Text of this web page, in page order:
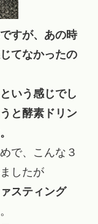
すが、あの時
てなかったの
いう感じでし
と酵素ドリン
で、こんな３
したが
スティング